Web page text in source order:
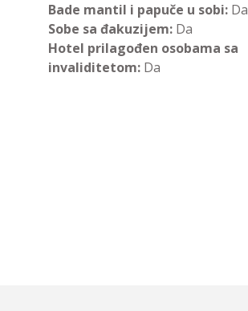
Bade mantil i papuče u sobi: Da
Sobe sa đakuzijem: Da
Hotel prilagođen osobama sa
invaliditetom: Da